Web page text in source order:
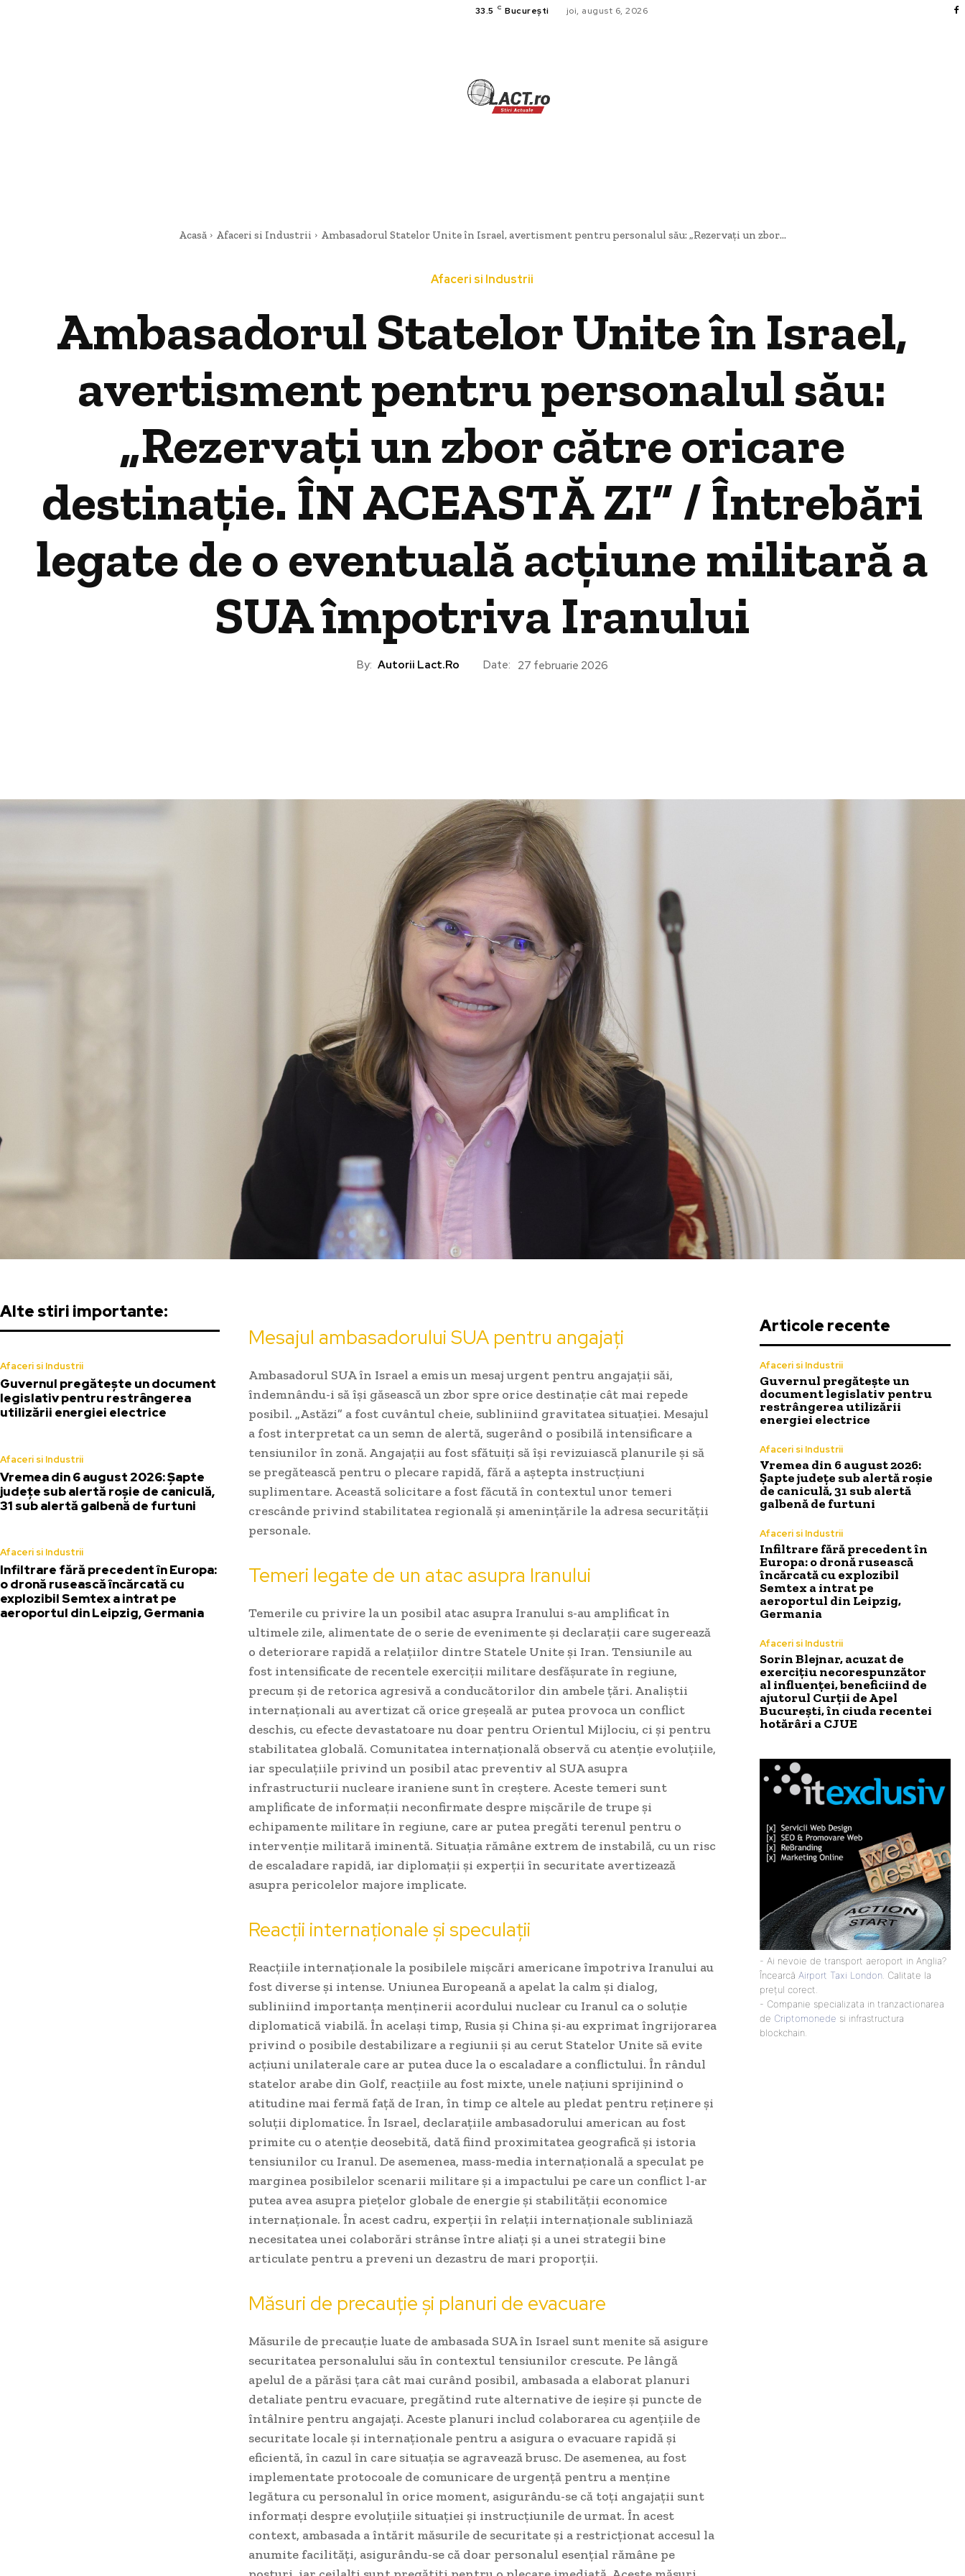
33.5 C București joi, august 6, 2026
Acasă Afaceri si Industrii Ambasadorul Statelor Unite în Israel, avertisment pentru personalul său: „Rezervați un zbor...
Afaceri si Industrii
Ambasadorul Statelor Unite în Israel,
avertisment pentru personalul său:
„Rezervați un zbor către oricare
destinație. ÎN ACEASTĂ ZI” / Întrebări
legate de o eventuală acțiune militară a
SUA împotriva Iranului
By: Autorii Lact.ro Date: 27 februarie 2026
Alte stiri importante:
Afaceri si Industrii
Guvernul pregătește un document
legislativ pentru restrângerea
utilizării energiei electrice
Afaceri si Industrii
Vremea din 6 august 2026: Șapte
județe sub alertă roșie de caniculă,
31 sub alertă galbenă de furtuni
Afaceri si Industrii
Infiltrare fără precedent în Europa:
o dronă rusească încărcată cu
explozibil Semtex a intrat pe
aeroportul din Leipzig, Germania
Mesajul ambasadorului SUA pentru angajați
Ambasadorul SUA în Israel a emis un mesaj urgent pentru angajații săi,
îndemnându-i să își găsească un zbor spre orice destinație cât mai repede
posibil. „Astăzi” a fost cuvântul cheie, subliniind gravitatea situației. Mesajul
a fost interpretat ca un semn de alertă, sugerând o posibilă intensificare a
tensiunilor în zonă. Angajații au fost sfătuiți să își revizuiască planurile și să
se pregătească pentru o plecare rapidă, fără a aștepta instrucțiuni
suplimentare. Această solicitare a fost făcută în contextul unor temeri
crescânde privind stabilitatea regională și amenințările la adresa securității
personale.
Temeri legate de un atac asupra Iranului
Temerile cu privire la un posibil atac asupra Iranului s-au amplificat în
ultimele zile, alimentate de o serie de evenimente și declarații care sugerează
o deteriorare rapidă a relațiilor dintre Statele Unite și Iran. Tensiunile au
fost intensificate de recentele exerciții militare desfășurate în regiune,
precum și de retorica agresivă a conducătorilor din ambele țări. Analiștii
internaționali au avertizat că orice greșeală ar putea provoca un conflict
deschis, cu efecte devastatoare nu doar pentru Orientul Mijlociu, ci și pentru
stabilitatea globală. Comunitatea internațională observă cu atenție evoluțiile,
iar speculațiile privind un posibil atac preventiv al SUA asupra
infrastructurii nucleare iraniene sunt în creștere. Aceste temeri sunt
amplificate de informații neconfirmate despre mișcările de trupe și
echipamente militare în regiune, care ar putea pregăti terenul pentru o
intervenție militară iminentă. Situația rămâne extrem de instabilă, cu un risc
de escaladare rapidă, iar diplomații și experții în securitate avertizează
asupra pericolelor majore implicate.
Reacții internaționale și speculații
Reacțiile internaționale la posibilele mișcări americane împotriva Iranului au
fost diverse și intense. Uniunea Europeană a apelat la calm și dialog,
subliniind importanța menținerii acordului nuclear cu Iranul ca o soluție
diplomatică viabilă. În același timp, Rusia și China și-au exprimat îngrijorarea
privind o posibile destabilizare a regiunii și au cerut Statelor Unite să evite
acțiuni unilaterale care ar putea duce la o escaladare a conflictului. În rândul
statelor arabe din Golf, reacțiile au fost mixte, unele națiuni sprijinind o
atitudine mai fermă față de Iran, în timp ce altele au pledat pentru reținere și
soluții diplomatice. În Israel, declarațiile ambasadorului american au fost
primite cu o atenție deosebită, dată fiind proximitatea geografică și istoria
tensiunilor cu Iranul. De asemenea, mass-media internațională a speculat pe
marginea posibilelor scenarii militare și a impactului pe care un conflict l-ar
putea avea asupra piețelor globale de energie și stabilității economice
internaționale. În acest cadru, experții în relații internaționale subliniază
necesitatea unei colaborări strânse între aliați și a unei strategii bine
articulate pentru a preveni un dezastru de mari proporții.
Măsuri de precauție și planuri de evacuare
Măsurile de precauție luate de ambasada SUA în Israel sunt menite să asigure
securitatea personalului său în contextul tensiunilor crescute. Pe lângă
apelul de a părăsi țara cât mai curând posibil, ambasada a elaborat planuri
detaliate pentru evacuare, pregătind rute alternative de ieșire și puncte de
întâlnire pentru angajați. Aceste planuri includ colaborarea cu agențiile de
securitate locale și internaționale pentru a asigura o evacuare rapidă și
eficientă, în cazul în care situația se agravează brusc. De asemenea, au fost
implementate protocoale de comunicare de urgență pentru a menține
legătura cu personalul în orice moment, asigurându-se că toți angajații sunt
informați despre evoluțiile situației și instrucțiunile de urmat. În acest
context, ambasada a întărit măsurile de securitate și a restricționat accesul la
anumite facilități, asigurându-se că doar personalul esențial rămâne pe
Articole recente
Afaceri si Industrii
Guvernul pregătește un
document legislativ pentru
restrângerea utilizării
energiei electrice
Afaceri si Industrii
Vremea din 6 august 2026:
Șapte județe sub alertă roșie
de caniculă, 31 sub alertă
galbenă de furtuni
Afaceri si Industrii
Infiltrare fără precedent în
Europa: o dronă rusească
încărcată cu explozibil
Semtex a intrat pe
aeroportul din Leipzig,
Germania
Afaceri si Industrii
Sorin Blejnar, acuzat de
exercițiu necorespunzător
al influenței, beneficiind de
ajutorul Curții de Apel
București, în ciuda recentei
hotărâri a CJUE
- Ai nevoie de transport aeroport in Anglia?
Încearcă Airport Taxi London . Calitate la
prețul corect.
- Companie specializata in tranzactionarea
de Criptomonede si infrastructura
blockchain.